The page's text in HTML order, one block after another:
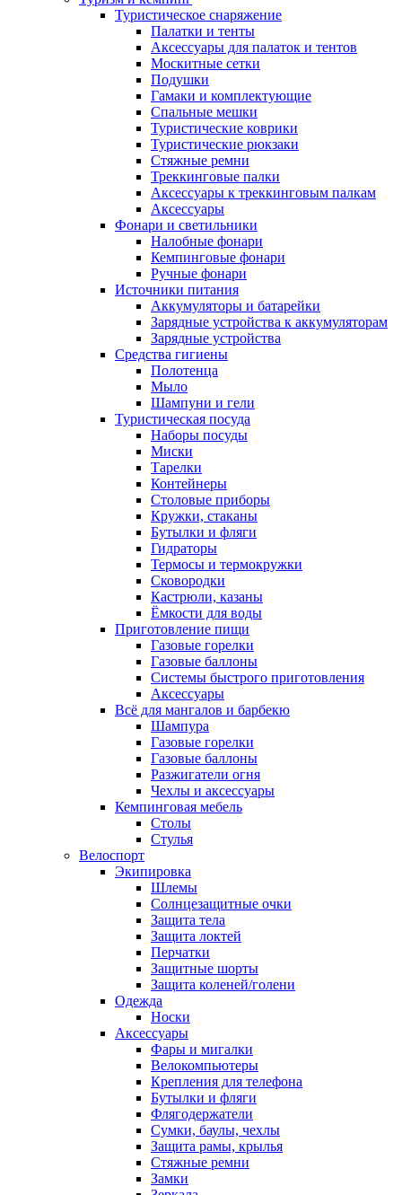
Туристическое снаряжение
Палатки и тенты
Аксессуары для палаток и тентов
Москитные сетки
Подушки
Гамаки и комплектующие
Спальные мешки
Туристические коврики
Туристические рюкзаки
Стяжные ремни
Треккинговые палки
Аксессуары к треккинговым палкам
Аксессуары
Фонари и светильники
Налобные фонари
Кемпинговые фонари
Ручные фонари
Источники питания
Аккумуляторы и батарейки
Зарядные устройства к аккумуляторам
Зарядные устройства
Средства гигиены
Полотенца
Мыло
Шампуни и гели
Туристическая посуда
Наборы посуды
Миски
Тарелки
Контейнеры
Столовые приборы
Кружки, стаканы
Бутылки и фляги
Гидраторы
Термосы и термокружки
Сковородки
Кастрюли, казаны
Ёмкости для воды
Приготовление пищи
Газовые горелки
Газовые баллоны
Системы быстрого приготовления
Аксессуары
Всё для мангалов и барбекю
Шампура
Газовые горелки
Газовые баллоны
Разжигатели огня
Чехлы и аксессуары
Кемпинговая мебель
Столы
Стулья
Велоспорт
Экипировка
Шлемы
Солнцезащитные очки
Защита тела
Защита локтей
Перчатки
Защитные шорты
Защита коленей/голени
Одежда
Носки
Аксессуары
Фары и мигалки
Велокомпьютеры
Крепления для телефона
Бутылки и фляги
Флягодержатели
Сумки, баулы, чехлы
Защита рамы, крылья
Стяжные ремни
Замки